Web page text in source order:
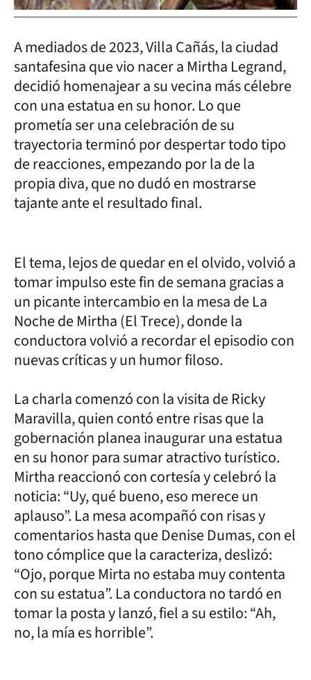
A mediados de 2023, Villa Cañás, la ciudad
santafesina que vio nacer a Mirtha Legrand,
decidió homenajear a su vecina más célebre
con una estatua en su honor. Lo que
prometía ser una celebración de su
trayectoria terminó por despertar todo tipo
de reacciones, empezando por la de la
propia diva, que no dudó en mostrarse
tajante ante el resultado final.
El tema, lejos de quedar en el olvido, volvió a
tomar impulso este fin de semana gracias a
un picante intercambio en la mesa de La
Noche de Mirtha (El Trece), donde la
conductora volvió a recordar el episodio con
nuevas críticas y un humor filoso.
La charla comenzó con la visita de Ricky
Maravilla, quien contó entre risas que la
gobernación planea inaugurar una estatua
en su honor para sumar atractivo turístico.
Mirtha reaccionó con cortesía y celebró la
noticia: “Uy, qué bueno, eso merece un
aplauso”. La mesa acompañó con risas y
comentarios hasta que Denise Dumas, con el
tono cómplice que la caracteriza, deslizó:
“Ojo, porque Mirta no estaba muy contenta
con su estatua”. La conductora no tardó en
tomar la posta y lanzó, fiel a su estilo: “Ah,
no, la mía es horrible”.